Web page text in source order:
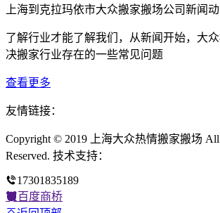
上海到克拉玛依市大众搬家搬场公司新闻
了解行业才能了解我们，从新闻开始，大
决搬家行业存在的一些常见问题
查看更多
友情链接：
Copyright © 2019 上海大众热情搬家搬场 All
Reserved. 技术支持：
17301835189
百度商桥